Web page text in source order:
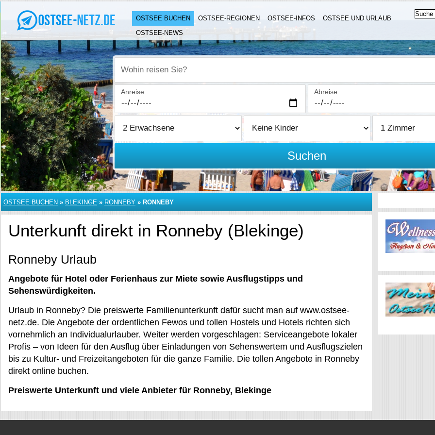
OSTSEE BUCHEN OSTSEE-REGIONEN OSTSEE-INFOS
OSTSEE UND URLAUB
OSTSEE-NEWS
Wohin reisen Sie?
Anreise Abreise
Suchen
OSTSEE BUCHEN » BLEKINGE » RONNEBY » RONNEBY
Unterkunft direkt in Ronneby (Blekinge)
Ronneby Urlaub
Angebote für Hotel oder Ferienhaus zur Miete sowie Ausflugstipps und
Sehenswürdigkeiten.
Urlaub in Ronneby? Die preiswerte Familienunterkunft dafür sucht man auf www.ostsee-
netz.de. Die Angebote der ordentlichen Fewos und tollen Hostels und Hotels richten sich
vornehmlich an Individualurlauber. Weiter werden vorgeschlagen: Serviceangebote lokaler
Profis – von Ideen für den Ausflug über Einladungen von Sehenswertem und Ausflugszielen
bis zu Kultur- und Freizeitangeboten für die ganze Familie. Die tollen Angebote in Ronneby
direkt online buchen.
Preiswerte Unterkunft und viele Anbieter für Ronneby, Blekinge